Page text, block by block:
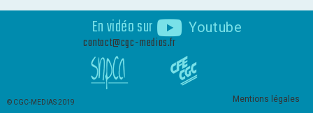
En vidéo sur Youtube
contact@cgc-medias.fr
© CGC-MEDIAS 2019 Mentions légales